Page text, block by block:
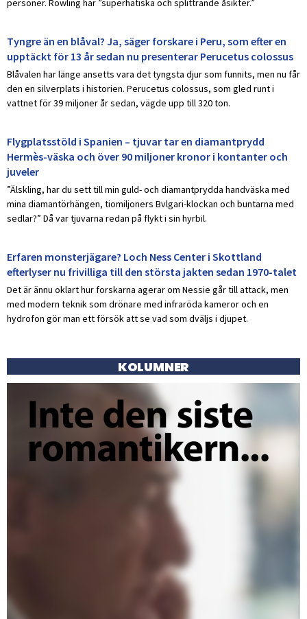
personer. Rowling har ”superhatiska och splittrande åsikter.”
Tyngre än en blåval? Ja, säger forskare i Peru, som efter en
upptäckt för 13 år sedan nu presenterar Perucetus colossus
Blåvalen har länge ansetts vara det tyngsta djur som funnits, men nu får
den en silverplats i historien. Perucetus colossus, som gled runt i
vattnet för 39 miljoner år sedan, vägde upp till 320 ton.
Flygplatsstöld i Spanien – tjuvar tar en diamantprydd
Hermès-väska och över 90 miljoner kronor i kontanter och
juveler
”Älskling, har du sett till min guld- och diamantprydda handväska med
mina diamantörhängen, tiomiljoners Bvlgari-klockan och buntarna med
sedlar?” Då var tjuvarna redan på flykt i sin hyrbil.
Erfaren monsterjägare? Loch Ness Center i Skottland
efterlyser nu frivilliga till den största jakten sedan 1970-talet
Det är ännu oklart hur forskarna agerar om Nessie går till attack, men
med modern teknik som drönare med infraröda kameror och en
hydrofon gör man ett försök att se vad som dväljs i djupet.
KOLUMNER